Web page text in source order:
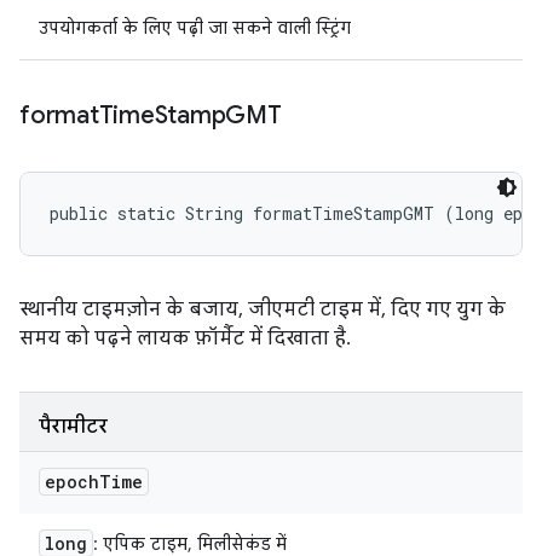
उपयोगकर्ता के लिए पढ़ी जा सकने वाली स्ट्रिंग
formatTimeStampGMT
public static String formatTimeStampGMT (long
स्थानीय टाइमज़ोन के बजाय, जीएमटी टाइम में, दिए गए युग के
समय को पढ़ने लायक फ़ॉर्मैट में दिखाता है.
पैरामीटर
epochTime
long : एपिक टाइम, मिलीसेकंड में